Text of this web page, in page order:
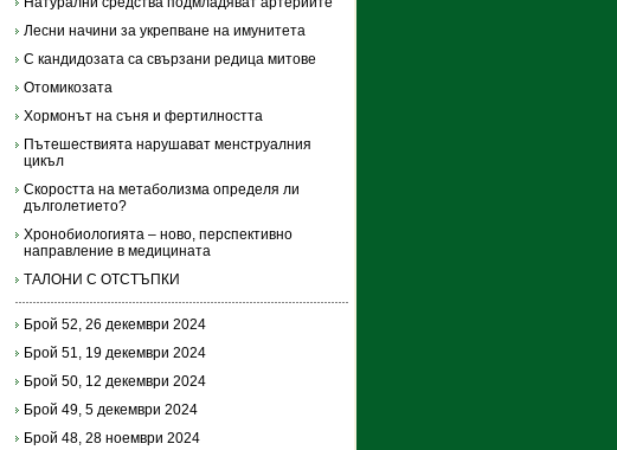
Лесни начини за укрепване на имунитета
С кандидозата са свързани редица митове
Отомикозата
Хормонът на съня и фертилността
Пътешествията нарушават менструалния
цикъл
Скоростта на метаболизма определя ли
дълголетието?
Хронобиологията – ново, перспективно
направление в медицината
ТАЛОНИ С ОТСТЪПКИ
Брой 52, 26 декември 2024
Брой 51, 19 декември 2024
Брой 50, 12 декември 2024
Брой 49, 5 декември 2024
Брой 48, 28 ноември 2024